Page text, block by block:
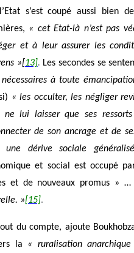
s’est coupé aussi bien
« cet Etat-là n’est pas
et à leur assurer les
»[13]. Les secondes se
nécessaires à toute
« les occulter, les négliger
ne lui laisser que ses
de son ancrage et de
une dérive sociale
et social est occupé
et de nouveaux promus » …
»[15].
du compte, ajoute
la « ruralisation